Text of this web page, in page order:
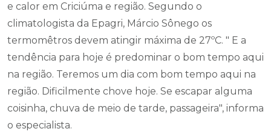
e calor em Criciúma e região. Segundo o
climatologista da Epagri, Márcio Sônego os
termomêtros devem atingir máxima de 27ºC. " E a
tendência para hoje é predominar o bom tempo aqui
na região. Teremos um dia com bom tempo aqui na
região. Dificilmente chove hoje. Se escapar alguma
coisinha, chuva de meio de tarde, passageira", informa
o especialista.